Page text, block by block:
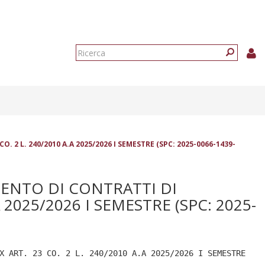
Form
2 L. 240/2010 A.A 2025/2026 I SEMESTRE (SPC: 2025-0066-1439-
DI CONTRATTI DI
2026 I SEMESTRE (SPC: 2025-
EX ART. 23 CO. 2 L. 240/2010 A.A 2025/2026 I SEMESTRE